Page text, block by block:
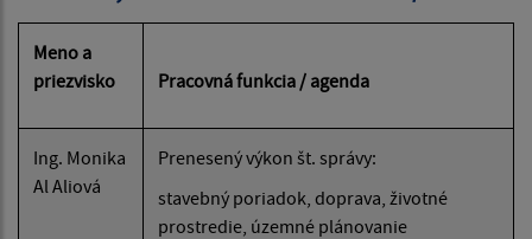
Meno a
priezvisko
Pracovná funkcia / agenda
Ing. Monika
Al Aliová
Prenesený výkon št. správy:
stavebný poriadok, doprava, životné
prostredie, územné plánovanie